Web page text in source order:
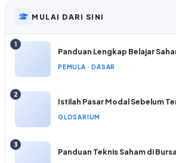
MULAI DARI SINI
1
Panduan Lengkap Belajar
PEMULA · DASAR
2
Istilah Pasar Modal Sebelum
GLOSARIUM
3
Panduan Teknis Saham di